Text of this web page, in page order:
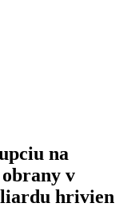
na
v
hrivien